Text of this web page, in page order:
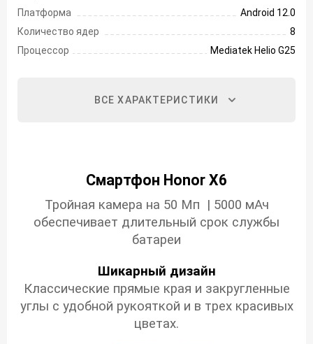
Платформа
Android 12.0
Количество ядер
8
Процессор
Mediatek Helio G25
ВСЕ ХАРАКТЕРИСТИКИ
Смартфон Honor X6
Тройная камера на 50 Мп | 5000 мАч
обеспечивает длительный срок службы
батареи
Шикарный дизайн
Классические прямые края и закругленные
углы с удобной рукояткой и в трех красивых
цветах.